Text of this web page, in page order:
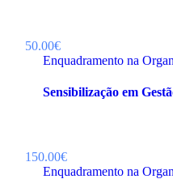
50.00€
Enquadramento na
Sensibilização em
150.00€
Enquadramento na